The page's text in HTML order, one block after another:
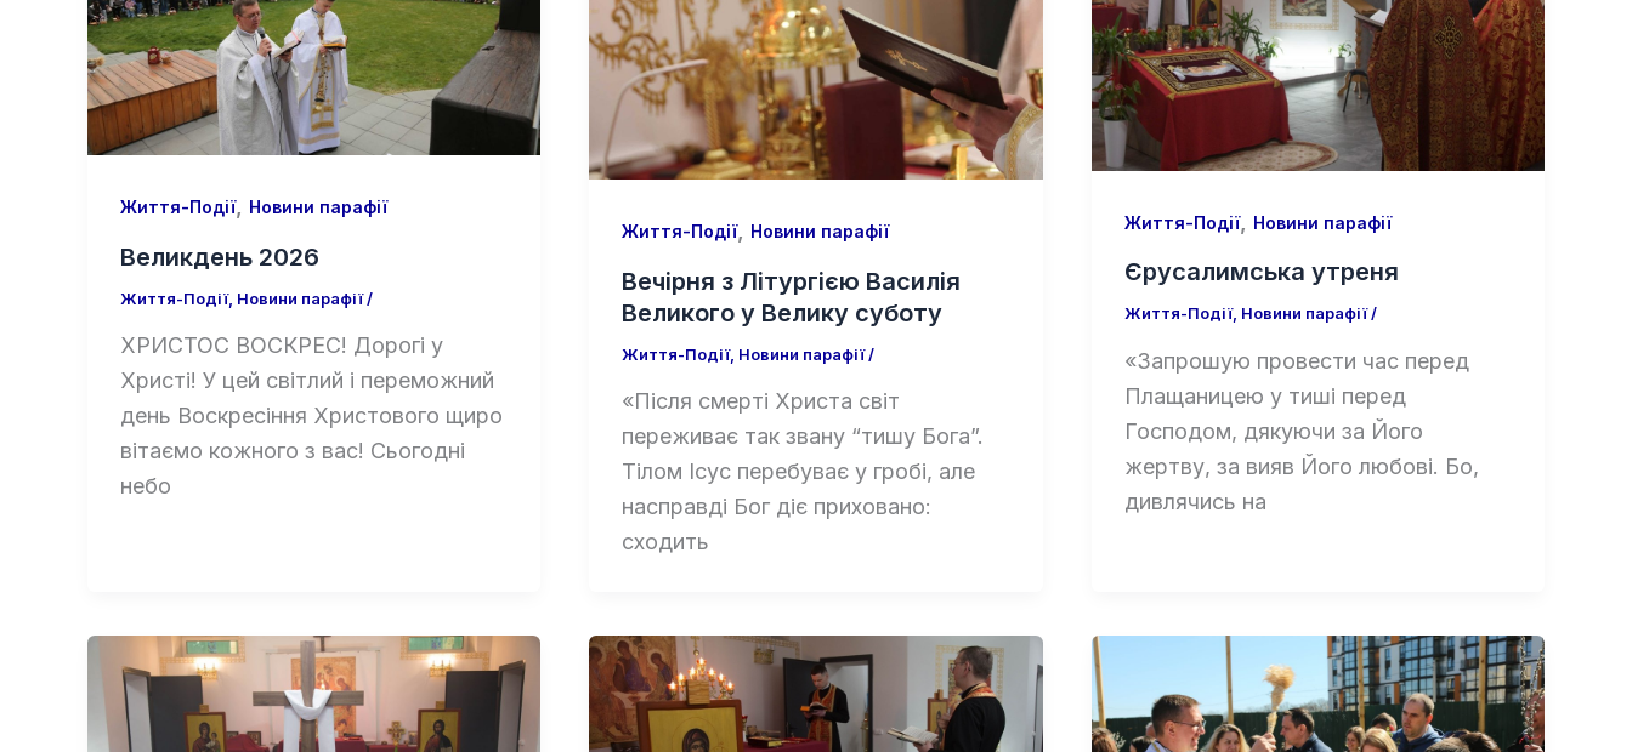
Життя-Події, Новини парафії
Великдень 2026
Життя-Події, Новини парафії/
ХРИСТОС ВОСКРЕС! Дорогі у
Христі! У цей світлий і переможний
день Воскресіння Христового щиро
вітаємо кожного з вас! Сьогодні
небо
Життя-Події, Новини парафії
Вечірня з Літургією Василія
Великого у Велику суботу
Життя-Події, Новини парафії/
«Після смерті Христа світ
переживає так звану “тишу Бога”.
Тілом Ісус перебуває у гробі, але
насправді Бог діє приховано:
сходить
Життя-Події, Новини парафії
Єрусалимська утреня
Життя-Події, Новини парафії/
«Запрошую провести час перед
Плащаницею у тиші перед
Господом, дякуючи за Його
жертву, за вияв Його любові. Бо,
дивлячись на